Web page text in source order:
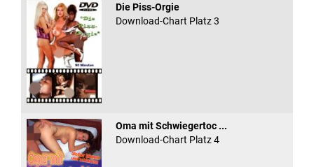
Die Piss-Orgie
Download-Chart Platz 3
Oma mit Schwiegertoc ...
Download-Chart Platz 4